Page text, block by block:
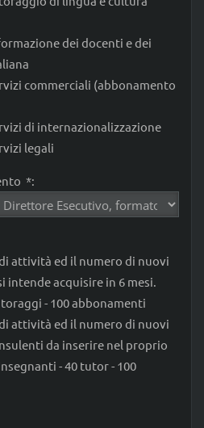
dei docenti e dei
commerciali (abbonamento
di internazionalizzazione
legali
*:
attività ed il numero di nuovi
intende acquisire in 6 mesi.
- 100 abbonamenti
attività ed il numero di nuovi
da inserire nel proprio
- 40 tutor - 100